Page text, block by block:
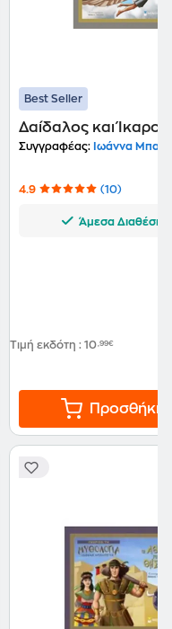
Best Seller
Δαίδαλος και Ίκαρος
Συγγραφέας: Ιωάννα Μπακιρτζή-
4.9 (10)
Άμεσα Διαθέσιμο
Τιμή εκδότη : 10,99€
Προσθήκη